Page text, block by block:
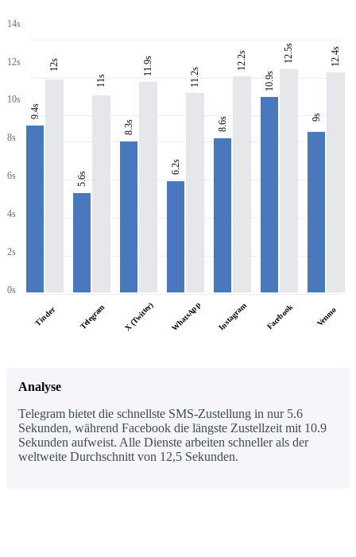
14s
12s
10s
8s
6s
4s
2s
0s
9.4s
12s
Tinder
5.6s
11s
Telegram
8.3s
11.9s
X (Twitter)
6.2s
11.2s
WhatsApp
8.6s
12.2s
Instagram
10.9s
12.5s
Facebook
9s
12.4s
Venmo
Analyse
Telegram bietet die schnellste SMS-Zustellung in nur 5.6
Sekunden, während Facebook die längste Zustellzeit mit 10.9
Sekunden aufweist. Alle Dienste arbeiten schneller als der
weltweite Durchschnitt von 12,5 Sekunden.